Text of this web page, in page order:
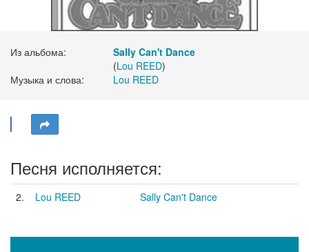
Из альбома:
Sally Can't Dance
(Lou REED)
Музыка и слова:
Lou REED
Песня исполняется:
2. Lou REED Sally Can't Dance